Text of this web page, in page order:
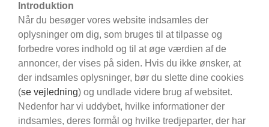
Introduktion
Når du besøger vores website indsamles der
oplysninger om dig, som bruges til at tilpasse og
forbedre vores indhold og til at øge værdien af de
annoncer, der vises på siden. Hvis du ikke ønsker, at
der indsamles oplysninger, bør du slette dine cookies
(se vejledning) og undlade videre brug af websitet.
Nedenfor har vi uddybet, hvilke informationer der
indsamles, deres formål og hvilke tredjeparter, der har